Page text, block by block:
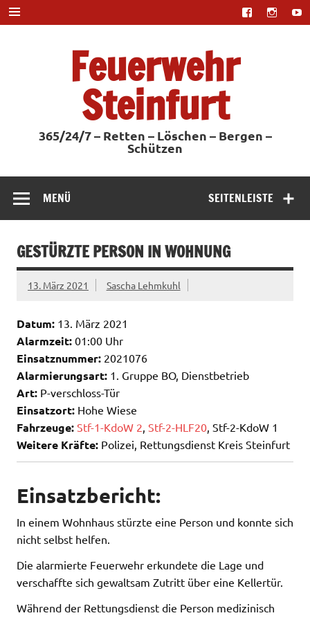
Zum
Inhalt
springen
Feuerwehr
Steinfurt
365/24/7 – Retten – Löschen – Bergen –
Schützen
SEITENLEISTE
MENÜ
GESTÜRZTE PERSON IN WOHNUNG
13. März 2021 Sascha Lehmkuhl
Datum: 13. März 2021
Alarmzeit: 01:00 Uhr
Einsatznummer: 2021076
Alarmierungsart: 1. Gruppe BO, Dienstbetrieb
Art: P-verschloss-Tür
Einsatzort: Hohe Wiese
Fahrzeuge: Stf-1-KdoW 2 Stf-2-HLF20 , Stf-2-KdoW 1
Weitere Kräfte: Polizei, Rettungsdienst Kreis Steinfurt
Einsatzbericht:
In einem Wohnhaus stürzte eine Person und konnte sich
nicht selbst helfen.
Die alarmierte Feuerwehr erkundete die Lage und
verschaffte sich gewaltsam Zutritt über eine Kellertür.
Während der Rettungsdienst die Person medizinisch